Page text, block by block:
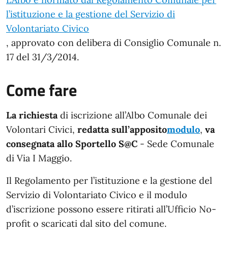
l’istituzione e la gestione del Servizio di
Volontariato Civico
, approvato con delibera di Consiglio Comunale n.
17 del 31/3/2014.
Come fare
La richiestadi iscrizione all’Albo Comunale dei
Volontari Civici, redatta sull’appositomodulo, va
consegnata allo Sportello S@C - Sede Comunale
di Via I Maggio.
Il Regolamento per l’istituzione e la gestione del
Servizio di Volontariato Civico e il modulo
d’iscrizione possono essere ritirati all’Ufficio No-
profit o scaricati dal sito del comune.